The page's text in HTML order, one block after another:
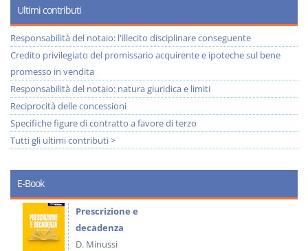
Ultimi contributi
Responsabilità del notaio: l'illecito disciplinare conseguente
Credito privilegiato del promissario acquirente e ipoteche sul bene
promesso in vendita
Responsabilità del notaio: natura giuridica e limiti
Reciprocità delle concessioni
Specifiche figure di contratto a favore di terzo
Tutti gli ultimi contributi >
E-Book
Prescrizione e
decadenza
D. Minussi